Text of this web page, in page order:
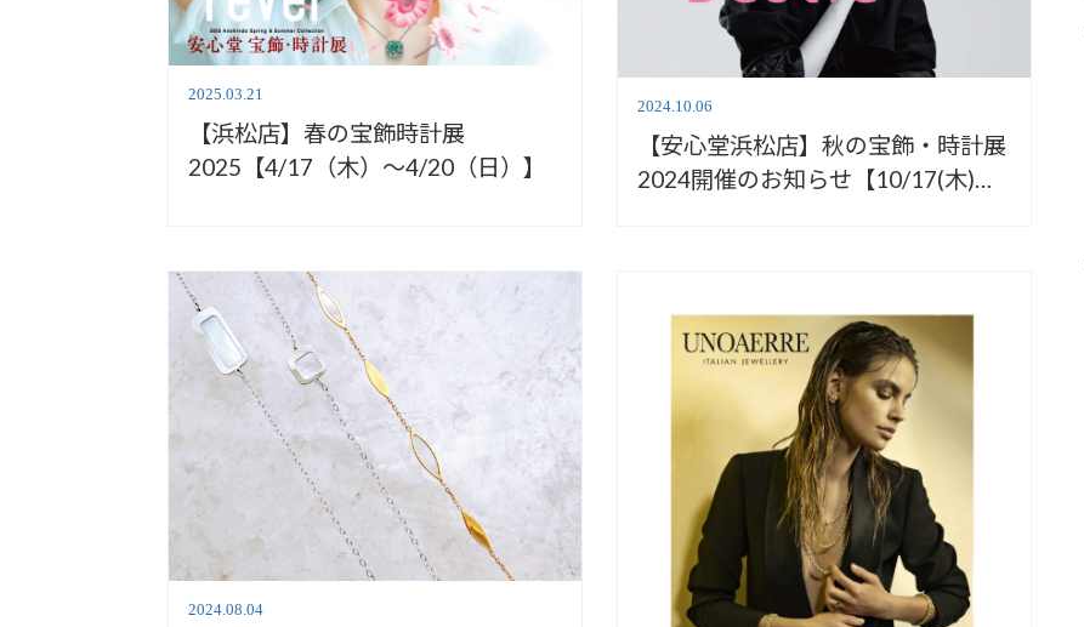
2025.03.21
【浜松店】春の宝飾時計展
2025【4/17（木）〜4/20（日）】
2024.10.06
【安心堂浜松店】秋の宝飾・時計展
2024開催のお知らせ【10/17(木)－
2024.08.04